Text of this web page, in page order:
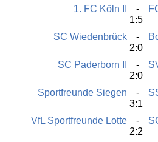
1. FC Köln II
1:5
SC Wiedenbrück
2:0
SC Paderborn II
2:0
Sportfreunde Siegen
3:1
VfL Sportfreunde Lotte
2:2